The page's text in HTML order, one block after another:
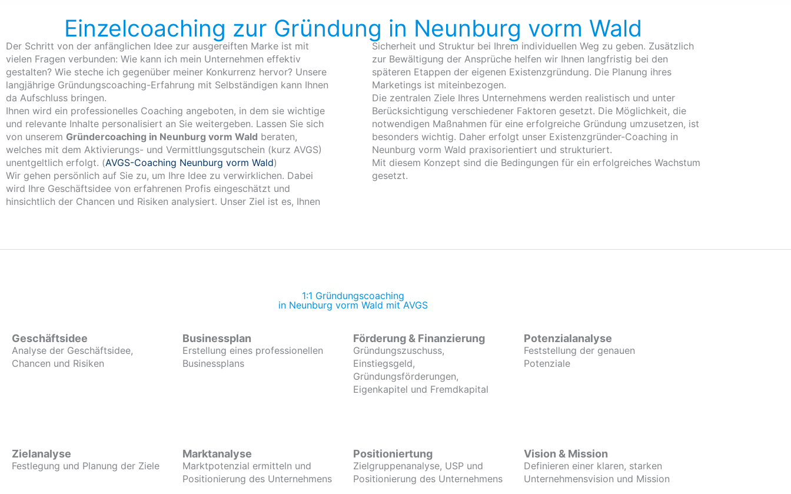
Einzelcoaching zur Gründung in Neunburg vorm Wald
Der Schritt von der anfänglichen Idee zur ausgereiften Marke ist mit
vielen Fragen verbunden: Wie kann ich mein Unternehmen effektiv
gestalten? Wie steche ich gegenüber meiner Konkurrenz hervor? Unsere
langjährige Gründungscoaching-Erfahrung mit Selbständigen kann Ihnen
da Aufschluss bringen.
Ihnen wird ein professionelles Coaching angeboten, in dem sie wichtige
und relevante Inhalte personalisiert an Sie weitergeben. Lassen Sie sich
von unserem Gründercoaching in Neunburg vorm Wald beraten,
welches mit dem Aktivierungs- und Vermittlungsgutschein (kurz AVGS)
unentgeltlich erfolgt. (AVGS-Coaching Neunburg vorm Wald)
Wir gehen persönlich auf Sie zu, um Ihre Idee zu verwirklichen. Dabei
wird Ihre Geschäftsidee von erfahrenen Profis eingeschätzt und
hinsichtlich der Chancen und Risiken analysiert. Unser Ziel ist es, Ihnen
Sicherheit und Struktur bei Ihrem individuellen Weg zu geben. Zusätzlich
zur Bewältigung der Ansprüche helfen wir Ihnen langfristig bei den
späteren Etappen der eigenen Existenzgründung. Die Planung ihres
Marketings ist miteinbezogen.
Die zentralen Ziele Ihres Unternehmens werden realistisch und unter
Berücksichtigung verschiedener Faktoren gesetzt. Die Möglichkeit, die
notwendigen Maßnahmen für eine erfolgreiche Gründung umzusetzen, ist
besonders wichtig. Daher erfolgt unser Existenzgründer-Coaching in
Neunburg vorm Wald praxisorientiert und strukturiert.
Mit diesem Konzept sind die Bedingungen für ein erfolgreiches Wachstum
gesetzt.
1:1 Gründungscoaching
in Neunburg vorm Wald mit AVGS
Geschäftsidee
Analyse der Geschäftsidee,
Chancen und Risiken
Businessplan
Erstellung eines professionellen
Businessplans
Förderung & Finanzierung
Gründungszuschuss,
Einstiegsgeld,
Gründungsförderungen,
Eigenkapitel und Fremdkapital
Potenzialanalyse
Feststellung der genauen
Potenziale
Zielanalyse
Festlegung und Planung der Ziele
Marktanalyse
Marktpotenzial ermitteln und
Positionierung des Unternehmens
Positioniertung
Zielgruppenanalyse, USP und
Positionierung des Unternehmens
Vision & Mission
Definieren einer klaren, starken
Unternehmensvision und Mission